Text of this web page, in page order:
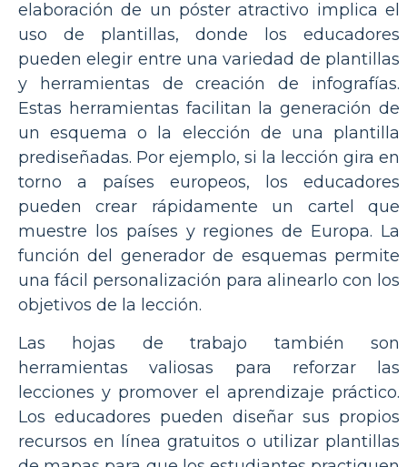
elaboración de un póster atractivo implica el
uso de plantillas, donde los educadores
pueden elegir entre una variedad de plantillas
y herramientas de creación de infografías.
Estas herramientas facilitan la generación de
un esquema o la elección de una plantilla
prediseñadas. Por ejemplo, si la lección gira en
torno a países europeos, los educadores
pueden crear rápidamente un cartel que
muestre los países y regiones de Europa. La
función del generador de esquemas permite
una fácil personalización para alinearlo con los
objetivos de la lección.
Las hojas de trabajo también son
herramientas valiosas para reforzar las
lecciones y promover el aprendizaje práctico.
Los educadores pueden diseñar sus propios
recursos en línea gratuitos o utilizar plantillas